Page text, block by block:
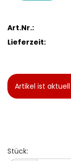
Art.Nr.:
Lieferzeit:
Artikel ist
Stück: